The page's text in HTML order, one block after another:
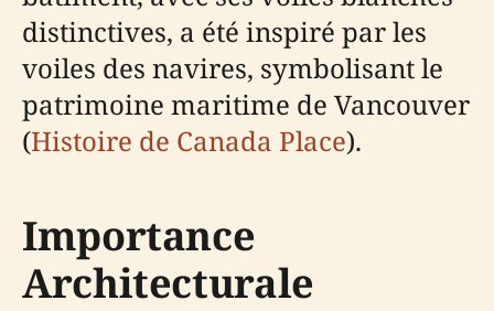
distinctives, a été inspiré par les
voiles des navires, symbolisant le
patrimoine maritime de Vancouver
(Histoire de Canada Place).
Importance
Architecturale